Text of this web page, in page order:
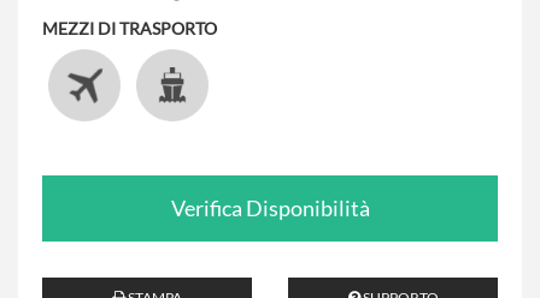
MEZZI DI TRASPORTO
Verifica Disponibilità